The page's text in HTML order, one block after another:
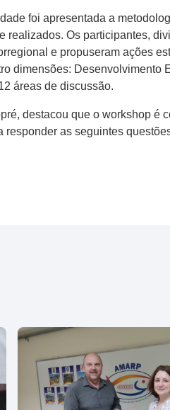
foi apresentada a
Os participantes,
e propuseram ações
dimensões: Desenvolvimento
áreas de discussão.
destacou que o workshop é
as seguintes